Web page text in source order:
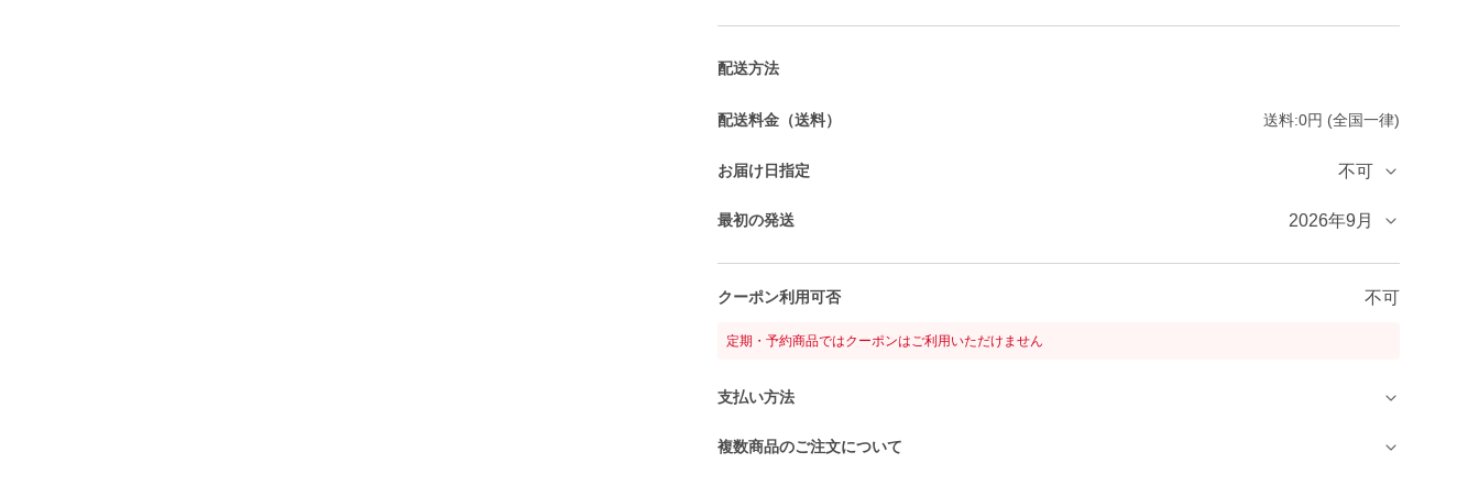
配送方法
配送料金（送料） 送料:0円 (全国一律)
お届け日指定 不可
最初の発送 2026年9月
クーポン利用可否 不可
定期・予約商品ではクーポンはご利用いただけません
支払い方法
複数商品のご注文について